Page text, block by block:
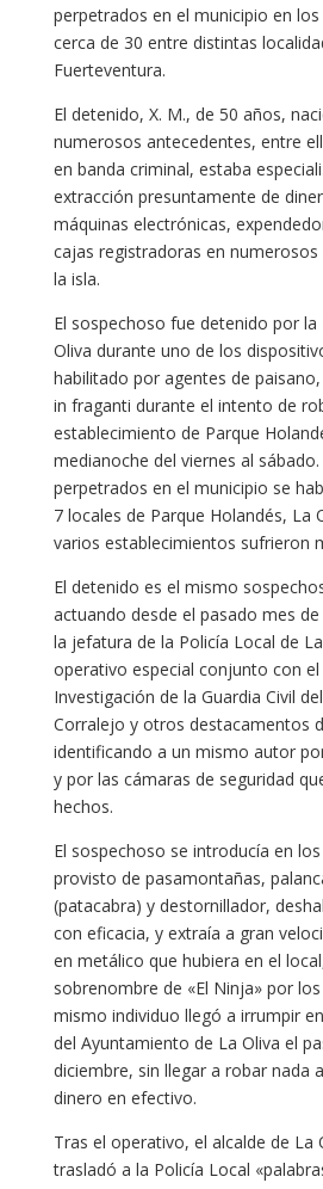
perpetrados en el municipio en
cerca de 30 entre distintas
Fuerteventura.
El detenido, X. M., de 50 años,
numerosos antecedentes, entre
en banda criminal, estaba
extracción presuntamente de
máquinas electrónicas,
cajas registradoras en
la isla.
El sospechoso fue detenido por la
Oliva durante uno de los
habilitado por agentes de
in fraganti durante el intento de
establecimiento de Parque
medianoche del viernes al
perpetrados en el municipio se
7 locales de Parque Holandés, La
varios establecimientos sufrieron
El detenido es el mismo
actuando desde el pasado mes
la jefatura de la Policía Local de
operativo especial conjunto con el
Investigación de la Guardia Civil
Corralejo y otros destacamentos
identificando a un mismo autor
y por las cámaras de seguridad
hechos.
El sospechoso se introducía en
provisto de pasamontañas,
(patacabra) y destornillador,
con eficacia, y extraía a gran
en metálico que hubiera en el
sobrenombre de «El Ninja» por
mismo individuo llegó a irrumpir
del Ayuntamiento de La Oliva el
diciembre, sin llegar a robar nada
dinero en efectivo.
Tras el operativo, el alcalde de La
trasladó a la Policía Local